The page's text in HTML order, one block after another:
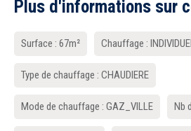
Plus d'informations sur
Surface : 67m² Chauffage :
Type de chauffage : CHAUDIERE
Mode de chauffage : GAZ_VILLE Nb